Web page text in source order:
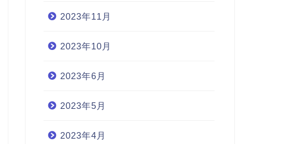
2023年11月
2023年10月
2023年6月
2023年5月
2023年4月